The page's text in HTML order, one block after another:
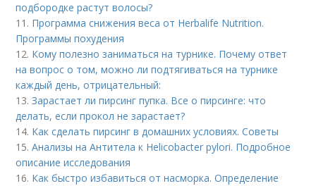
подбородке растут волосы?
11. Программа снижения веса от Herbalife Nutrition.
Программы похудения
12. Кому полезно заниматься на турнике. Почему ответ
на вопрос о том, можно ли подтягиваться на турнике
каждый день, отрицательный:
13.Зарастает ли пирсинг пупка. Все о пирсинге: что
делать, если прокол не зарастает?
14. Как сделать пирсинг в домашних условиях. Советы
15.Анализы на Антитела к Helicobacter pylori. Подробное
описание исследования
16. Как быстро избавиться от насморка. Определение